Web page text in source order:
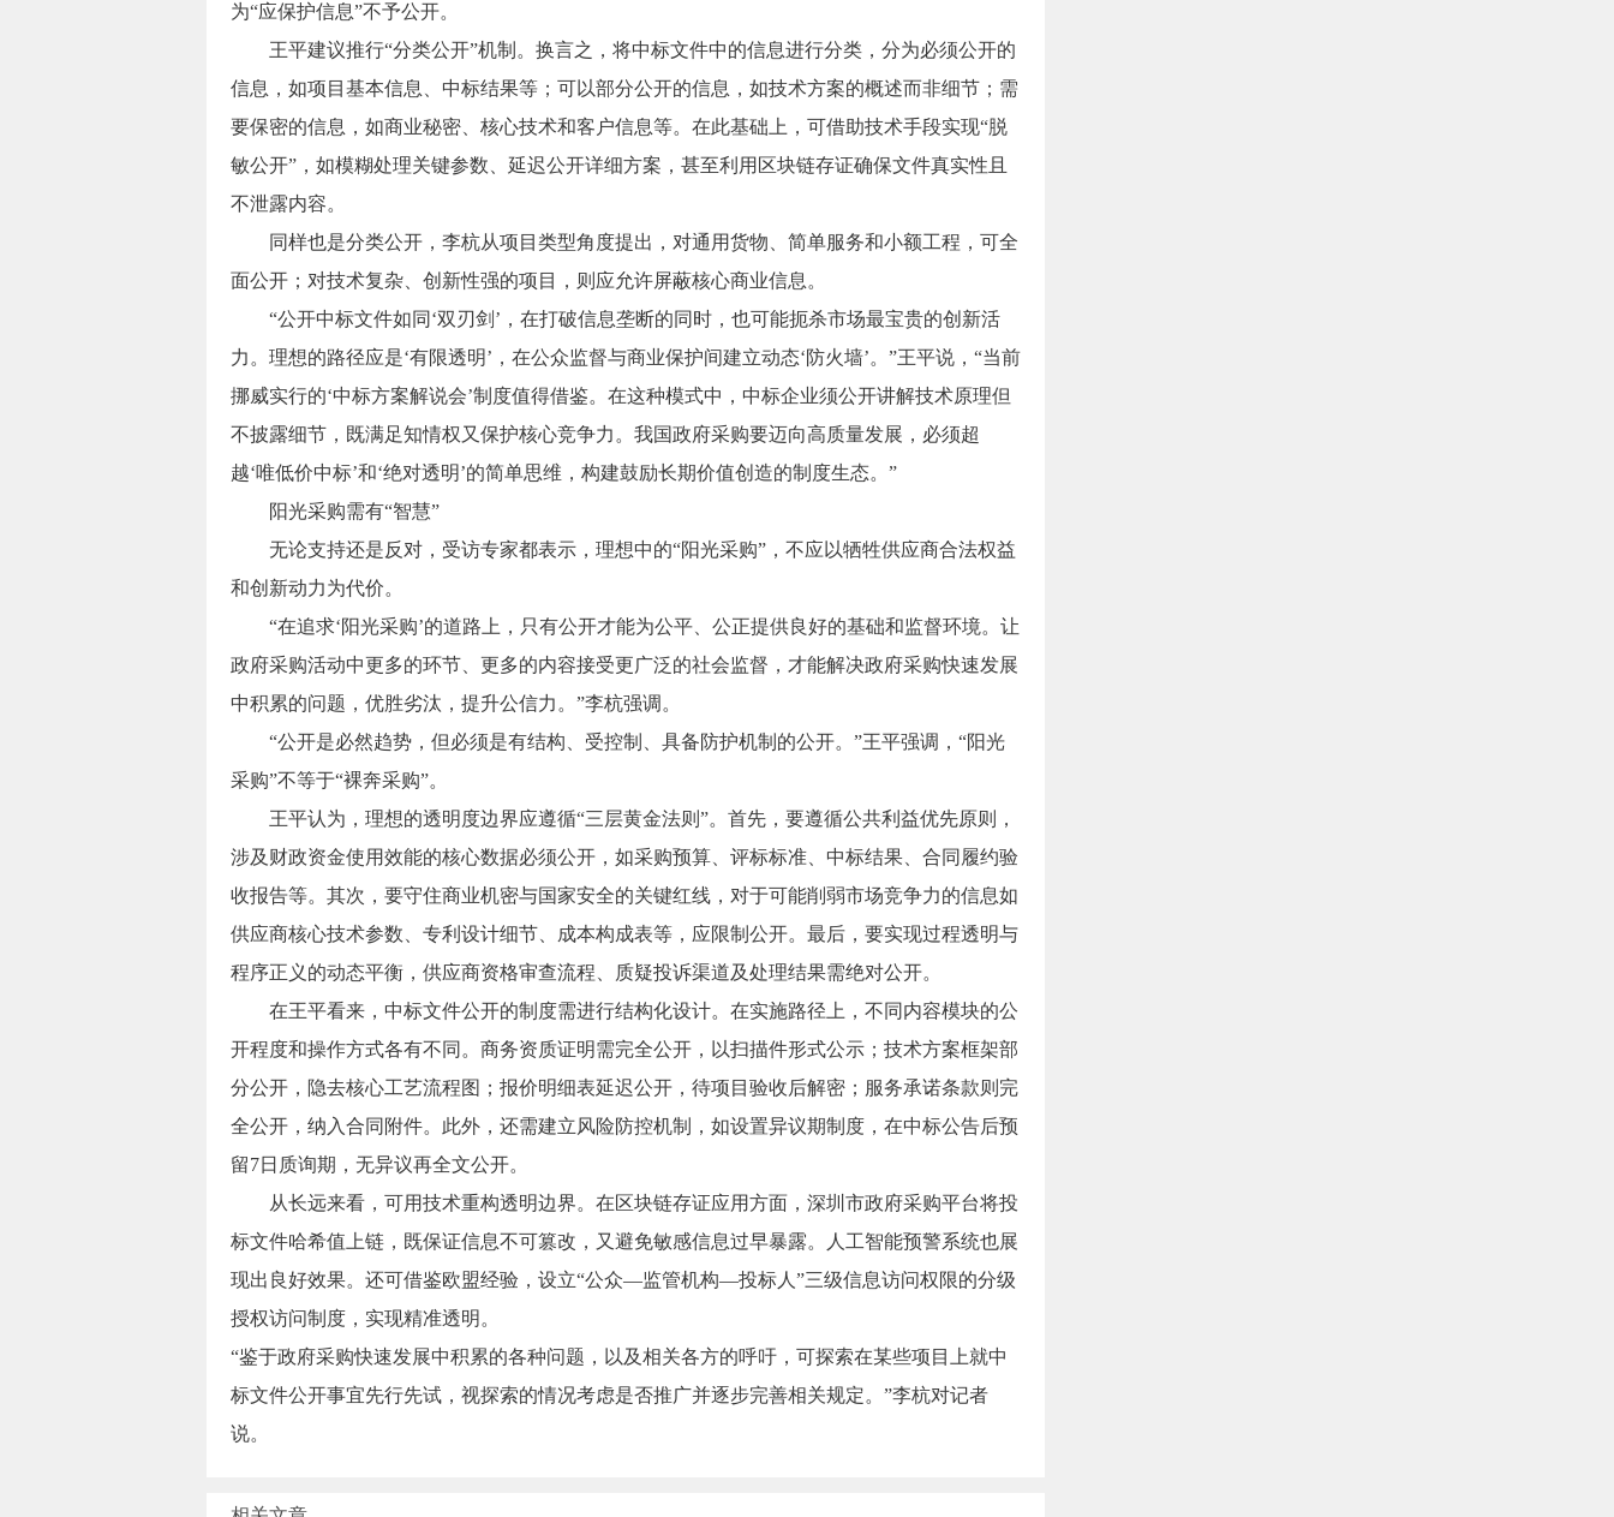
为“应保护信息”不予公开。
王平建议推行“分类公开”机制。换言之，将中标文件中的信息进行分类，分为必须公开的
信息，如项目基本信息、中标结果等；可以部分公开的信息，如技术方案的概述而非细节；需
要保密的信息，如商业秘密、核心技术和客户信息等。在此基础上，可借助技术手段实现“脱
敏公开”，如模糊处理关键参数、延迟公开详细方案，甚至利用区块链存证确保文件真实性且
不泄露内容。
同样也是分类公开，李杭从项目类型角度提出，对通用货物、简单服务和小额工程，可全
面公开；对技术复杂、创新性强的项目，则应允许屏蔽核心商业信息。
“公开中标文件如同‘双刃剑’，在打破信息垄断的同时，也可能扼杀市场最宝贵的创新活
力。理想的路径应是‘有限透明’，在公众监督与商业保护间建立动态‘防火墙’。”王平说，“当前
挪威实行的‘中标方案解说会’制度值得借鉴。在这种模式中，中标企业须公开讲解技术原理但
不披露细节，既满足知情权又保护核心竞争力。我国政府采购要迈向高质量发展，必须超
越‘唯低价中标’和‘绝对透明’的简单思维，构建鼓励长期价值创造的制度生态。”
阳光采购需有“智慧”
无论支持还是反对，受访专家都表示，理想中的“阳光采购”，不应以牺牲供应商合法权益
和创新动力为代价。
“在追求‘阳光采购’的道路上，只有公开才能为公平、公正提供良好的基础和监督环境。让
政府采购活动中更多的环节、更多的内容接受更广泛的社会监督，才能解决政府采购快速发展
中积累的问题，优胜劣汰，提升公信力。”李杭强调。
“公开是必然趋势，但必须是有结构、受控制、具备防护机制的公开。”王平强调，“阳光
采购”不等于“裸奔采购”。
王平认为，理想的透明度边界应遵循“三层黄金法则”。首先，要遵循公共利益优先原则，
涉及财政资金使用效能的核心数据必须公开，如采购预算、评标标准、中标结果、合同履约验
收报告等。其次，要守住商业机密与国家安全的关键红线，对于可能削弱市场竞争力的信息如
供应商核心技术参数、专利设计细节、成本构成表等，应限制公开。最后，要实现过程透明与
程序正义的动态平衡，供应商资格审查流程、质疑投诉渠道及处理结果需绝对公开。
在王平看来，中标文件公开的制度需进行结构化设计。在实施路径上，不同内容模块的公
开程度和操作方式各有不同。商务资质证明需完全公开，以扫描件形式公示；技术方案框架部
分公开，隐去核心工艺流程图；报价明细表延迟公开，待项目验收后解密；服务承诺条款则完
全公开，纳入合同附件。此外，还需建立风险防控机制，如设置异议期制度，在中标公告后预
留7日质询期，无异议再全文公开。
从长远来看，可用技术重构透明边界。在区块链存证应用方面，深圳市政府采购平台将投
标文件哈希值上链，既保证信息不可篡改，又避免敏感信息过早暴露。人工智能预警系统也展
现出良好效果。还可借鉴欧盟经验，设立“公众—监管机构—投标人”三级信息访问权限的分级
授权访问制度，实现精准透明。
“鉴于政府采购快速发展中积累的各种问题，以及相关各方的呼吁，可探索在某些项目上就中
标文件公开事宜先行先试，视探索的情况考虑是否推广并逐步完善相关规定。”李杭对记者
说。